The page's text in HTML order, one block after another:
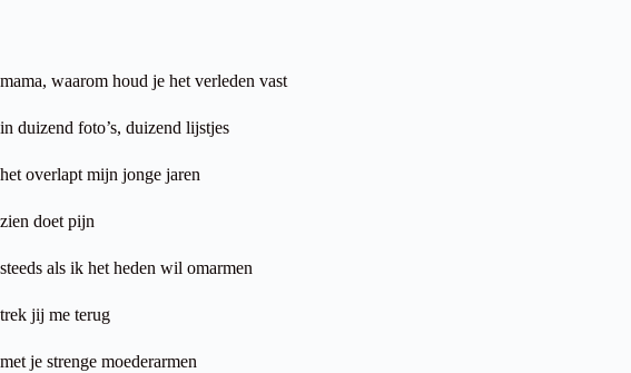
mama, waarom houd je het verleden vast
in duizend foto’s, duizend lijstjes
het overlapt mijn jonge jaren
zien doet pijn
steeds als ik het heden wil omarmen
trek jij me terug
met je strenge moederarmen